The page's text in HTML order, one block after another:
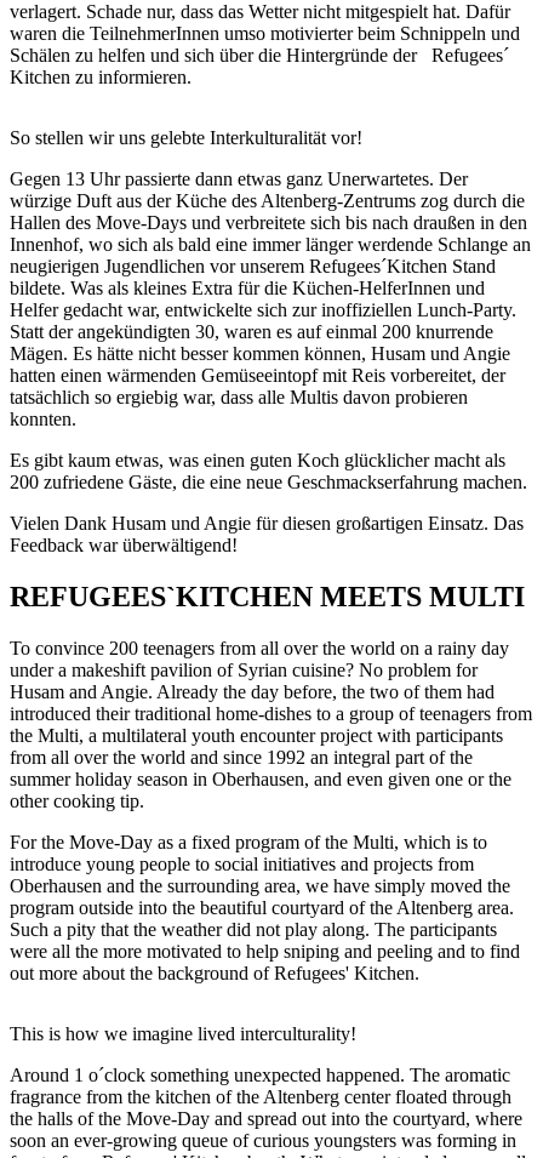
verlagert. Schade nur, dass das Wetter nicht mitgespielt hat. Dafür
waren die TeilnehmerInnen umso motivierter beim Schnippeln und
Schälen zu helfen und sich über die Hintergründe der Refugees´
Kitchen zu informieren.
So stellen wir uns gelebte Interkulturalität vor!
Gegen 13 Uhr passierte dann etwas ganz Unerwartetes. Der
würzige Duft aus der Küche des Altenberg-Zentrums zog durch die
Hallen des Move-Days und verbreitete sich bis nach draußen in den
Innenhof, wo sich als bald eine immer länger werdende Schlange an
neugierigen Jugendlichen vor unserem Refugees´Kitchen Stand
bildete. Was als kleines Extra für die Küchen-HelferInnen und
Helfer gedacht war, entwickelte sich zur inoffiziellen Lunch-Party.
Statt der angekündigten 30, waren es auf einmal 200 knurrende
Mägen. Es hätte nicht besser kommen können, Husam und Angie
hatten einen wärmenden Gemüseeintopf mit Reis vorbereitet, der
tatsächlich so ergiebig war, dass alle Multis davon probieren
konnten.
Es gibt kaum etwas, was einen guten Koch glücklicher macht als
200 zufriedene Gäste, die eine neue Geschmackserfahrung machen.
Vielen Dank Husam und Angie für diesen großartigen Einsatz. Das
Feedback war überwältigend!
REFUGEES`KITCHEN MEETS MULTI
To convince 200 teenagers from all over the world on a rainy day
under a makeshift pavilion of Syrian cuisine? No problem for
Husam and Angie. Already the day before, the two of them had
introduced their traditional home-dishes to a group of teenagers from
the Multi, a multilateral youth encounter project with participants
from all over the world and since 1992 an integral part of the
summer holiday season in Oberhausen, and even given one or the
other cooking tip.
For the Move-Day as a fixed program of the Multi, which is to
introduce young people to social initiatives and projects from
Oberhausen and the surrounding area, we have simply moved the
program outside into the beautiful courtyard of the Altenberg area.
Such a pity that the weather did not play along. The participants
were all the more motivated to help sniping and peeling and to find
out more about the background of Refugees' Kitchen.
This is how we imagine lived interculturality!
Around 1 o´clock something unexpected happened. The aromatic
fragrance from the kitchen of the Altenberg center floated through
the halls of the Move-Day and spread out into the courtyard, where
soon an ever-growing queue of curious youngsters was forming in